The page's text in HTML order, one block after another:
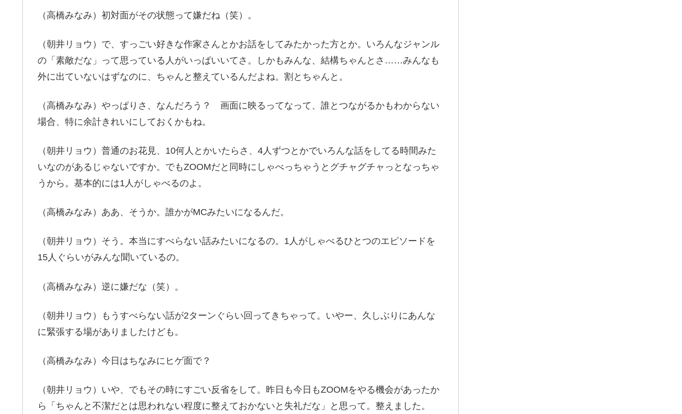
（高橋みなみ）初対面がその状態って嫌だね（笑）。
（朝井リョウ）で、すっごい好きな作家さんとかお話をしてみたかった方とか。いろんなジャンル
の「素敵だな」って思っている人がいっぱいいてさ。しかもみんな、結構ちゃんとさ……みんなも
外に出ていないはずなのに、ちゃんと整えているんだよね。割とちゃんと。
（高橋みなみ）やっぱりさ、なんだろう？ 画面に映るってなって、誰とつながるかもわからない
場合、特に余計きれいにしておくかもね。
（朝井リョウ）普通のお花見、10何人とかいたらさ、4人ずつとかでいろんな話をしてる時間みた
いなのがあるじゃないですか。でもZOOMだと同時にしゃべっちゃうとグチャグチャっとなっちゃ
うから。基本的には1人がしゃべるのよ。
（高橋みなみ）ああ、そうか。誰かがMCみたいになるんだ。
（朝井リョウ）そう。本当にすべらない話みたいになるの。1人がしゃべるひとつのエピソードを
15人ぐらいがみんな聞いているの。
（高橋みなみ）逆に嫌だな（笑）。
（朝井リョウ）もうすべらない話が2ターンぐらい回ってきちゃって。いやー、久しぶりにあんな
に緊張する場がありましたけども。
（高橋みなみ）今日はちなみにヒゲ面で？
（朝井リョウ）いや、でもその時にすごい反省をして。昨日も今日もZOOMをやる機会があったか
ら「ちゃんと不潔だとは思われない程度に整えておかないと失礼だな」と思って。整えました。